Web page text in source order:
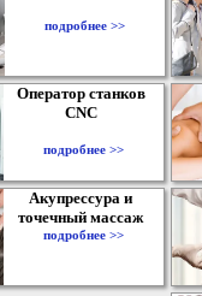
подробнее >>
Оператор станков
CNC
подробнее >>
Акупрессура и
точечный массаж
подробнее >>